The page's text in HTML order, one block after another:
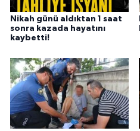
Nikah günü aldıktan 1 saat
sonra kazada hayatını
kaybetti!